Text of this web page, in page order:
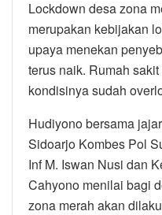
Lockdown desa zona
merupakan kebijakan
upaya menekan
terus naik. Rumah
kondisinya sudah
Hudiyono bersama
Sidoarjo Kombes Pol
Inf M. Iswan Nusi dan
Cahyono menilai bagi
zona merah akan